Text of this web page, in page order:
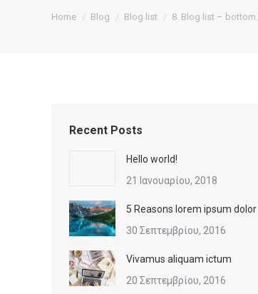
You are here:
Home Blog Blog list 8. Blog list – bottom…
Recent Posts
Hello world!
21 Ιανουαρίου, 2018
5 Reasons lorem ipsum dolor
30 Σεπτεμβρίου, 2016
Vivamus aliquam ictum
20 Σεπτεμβρίου, 2016